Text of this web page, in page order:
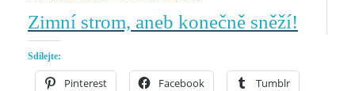
Zimní strom, aneb konečně sněží!
Sdílejte:
Pinterest Facebook Tumblr